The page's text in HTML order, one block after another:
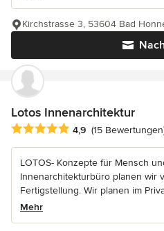
Kirchstrasse 3, 53604 Bad
Lotos Innenarchitektur
Durchschnittliche Bewertung:
4,9 (15
LOTOS- Konzepte für Mensch
Innenarchitekturbüro planen wir
Fertigstellung. Wir planen im
Mehr